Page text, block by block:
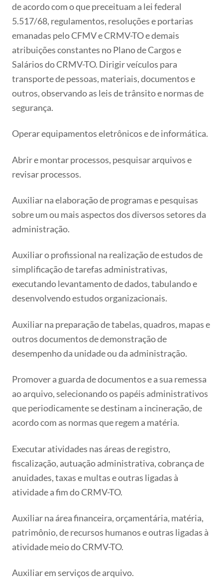
de acordo com o que preceituam a lei federal
5.517/68, regulamentos, resoluções e portarias
emanadas pelo CFMV e CRMV-TO e demais
atribuições constantes no Plano de Cargos e
Salários do CRMV-TO. Dirigir veículos para
transporte de pessoas, materiais, documentos e
outros, observando as leis de trânsito e normas de
segurança.
Operar equipamentos eletrônicos e de informática.
Abrir e montar processos, pesquisar arquivos e
revisar processos.
Auxiliar na elaboração de programas e pesquisas
sobre um ou mais aspectos dos diversos setores da
administração.
Auxiliar o profissional na realização de estudos de
simplificação de tarefas administrativas,
executando levantamento de dados, tabulando e
desenvolvendo estudos organizacionais.
Auxiliar na preparação de tabelas, quadros, mapas e
outros documentos de demonstração de
desempenho da unidade ou da administração.
Promover a guarda de documentos e a sua remessa
ao arquivo, selecionando os papéis administrativos
que periodicamente se destinam a incineração, de
acordo com as normas que regem a matéria.
Executar atividades nas áreas de registro,
fiscalização, autuação administrativa, cobrança de
anuidades, taxas e multas e outras ligadas à
atividade a fim do CRMV-TO.
Auxiliar na área financeira, orçamentária, matéria,
patrimônio, de recursos humanos e outras ligadas à
atividade meio do CRMV-TO.
Auxiliar em serviços de arquivo.